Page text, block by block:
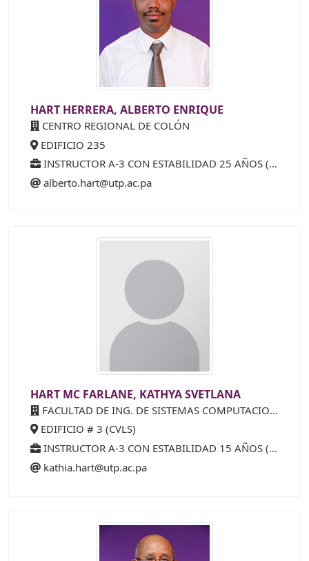
HART HERRERA, ALBERTO ENRIQUE
CENTRO REGIONAL DE COLÓN
EDIFICIO 235
INSTRUCTOR A-3 CON ESTABILIDAD 25 AÑOS (50%)
alberto.hart@utp.ac.pa
HART MC FARLANE, KATHYA SVETLANA
FACULTAD DE ING. DE SISTEMAS COMPUTACIONALES
EDIFICIO # 3 (CVLS)
INSTRUCTOR A-3 CON ESTABILIDAD 15 AÑOS (25%)
kathia.hart@utp.ac.pa